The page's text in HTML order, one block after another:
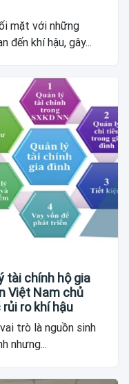
mặt với những
đến khí hậu, gây...
tài chính hộ gia
Việt Nam chủ
ro khí hậu
trò là nguồn sinh
nhưng...